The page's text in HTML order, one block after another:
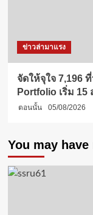
ข่าวล่ามาแรง
จัดให้จุใจ 7,196
Portfolio เริ่ม 15
ตอนนั้น 05/08/2026
You may have